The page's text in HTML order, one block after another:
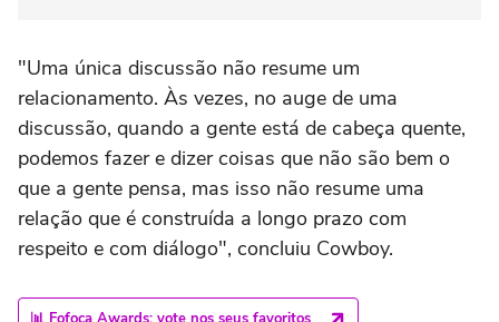
"Uma única discussão não resume um
relacionamento. Às vezes, no auge de uma
discussão, quando a gente está de cabeça quente,
podemos fazer e dizer coisas que não são bem o
que a gente pensa, mas isso não resume uma
relação que é construída a longo prazo com
respeito e com diálogo", concluiu Cowboy.